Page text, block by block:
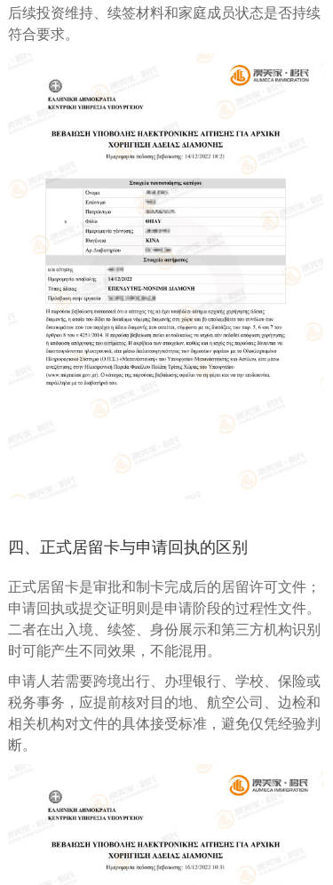
后续投资维持、续签材料和家庭成员状态是否持续
符合要求。
四、正式居留卡与申请回执的区别
正式居留卡是审批和制卡完成后的居留许可文件；
申请回执或提交证明则是申请阶段的过程性文件。
二者在出入境、续签、身份展示和第三方机构识别
时可能产生不同效果，不能混用。
申请人若需要跨境出行、办理银行、学校、保险或
税务事务，应提前核对目的地、航空公司、边检和
相关机构对文件的具体接受标准，避免仅凭经验判
断。